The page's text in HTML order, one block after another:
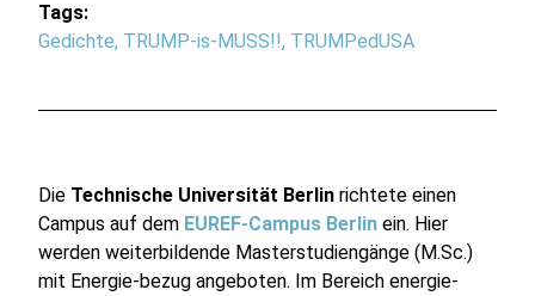
Tags:
Gedichte, TRUMP-is-MUSS!!, TRUMPedUSA
Die Technische Universität Berlin richtete einen
Campus auf dem EUREF-Campus Berlin ein. Hier
werden weiterbildende Masterstudiengänge (M.Sc.)
mit Energie-bezug angeboten. Im Bereich energie-